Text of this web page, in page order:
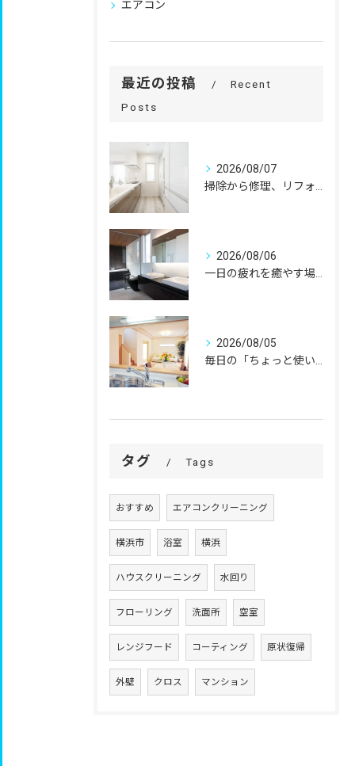
エアコン
最近の投稿
Recent
Posts
2026/08/07
2026/08/06
2026/08/05
タグ Tags
おすすめ エアコンクリーニング
横浜市 浴室 横浜
ハウスクリーニング 水回り
フローリング 洗面所 空室
レンジフード コーティング 原状復帰
外壁 クロス マンション